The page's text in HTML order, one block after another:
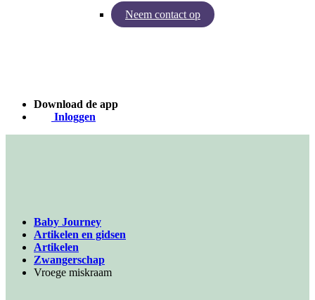
Neem contact op
Inzichten van Baby Journey
Download de app
Inloggen
Baby Journey
Artikelen en gidsen
Artikelen
Zwangerschap
Vroege miskraam